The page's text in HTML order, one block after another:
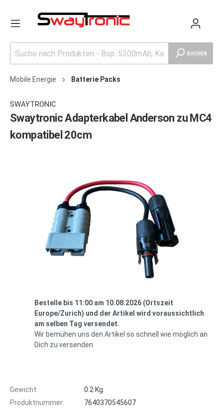
SUCHEN
Mobile Energie Batterie Packs
SWAYTRONIC
Swaytronic Adapterkabel Anderson zu MC4
kompatibel 20cm
Bestelle bis 11:00 am 10.08.2026 (Ortszeit
Europe/Zurich) und der Artikel wird voraussichtlich
am selben Tag versendet.
Wir bemühen uns den Artikel so schnell wie möglich an
Dich zu versenden.
Gewicht:
0.2 Kg.
Produktnummer:
7640370545607